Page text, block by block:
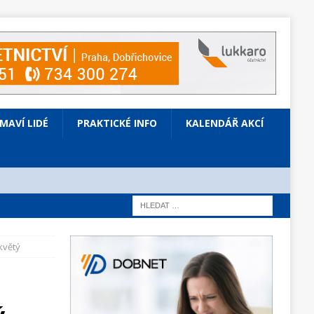
LIDÉ PRAKTICKÉ INFO KALENDÁŘ AKCÍ